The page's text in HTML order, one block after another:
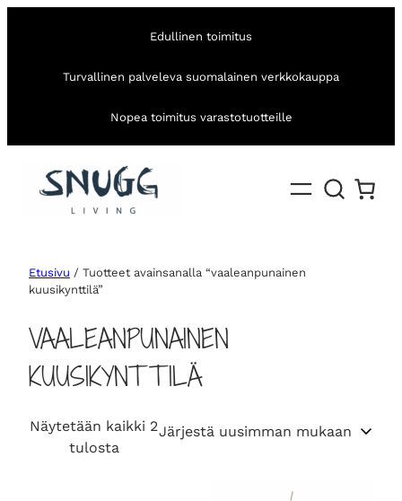
Edullinen toimitus
Turvallinen palveleva suomalainen verkkokauppa
Nopea toimitus varastotuotteille
Etusivu / Tuotteet avainsanalla “vaaleanpunainen
kuusikynttilä”
VAALEANPUNAINEN
KUUSIKYNTTILÄ
Näytetään kaikki 2
tulostaS